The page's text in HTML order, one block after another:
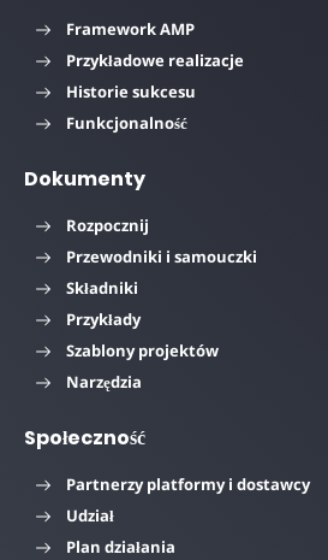
Framework AMP
Przykładowe realizacje
Historie sukcesu
Funkcjonalność
Dokumenty
Rozpocznij
Przewodniki i samouczki
Składniki
Przykłady
Szablony projektów
Narzędzia
Społeczność
Partnerzy platformy i dostawcy
Udział
Plan działania